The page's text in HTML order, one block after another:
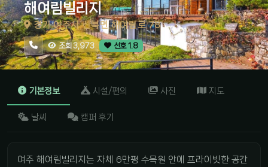
해여림빌리지
경기 여주시 산북면 해여림로 78
조회 3,973 선호 1.8
기본정보 시설/편의 사진 지도
날씨 캠퍼 후기
여주 해여림빌리지는 자체 6만평 수목원 안에 프라이빗한 공간